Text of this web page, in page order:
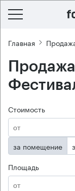
Главная
Стоимость
за помещение
Площадь